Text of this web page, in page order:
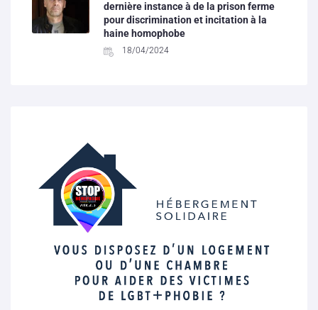
dernière instance à de la prison ferme
pour discrimination et incitation à la
haine homophobe
18/04/2024